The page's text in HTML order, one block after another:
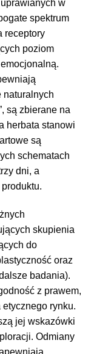
w
spektrum
receptory
poziom
naturalnych
są zbierane na
herbata stanowi
są
schematach
dni, a
skupienia
do
oraz
badania).
z prawem,
rynku.
jej wskazówki
Odmiany